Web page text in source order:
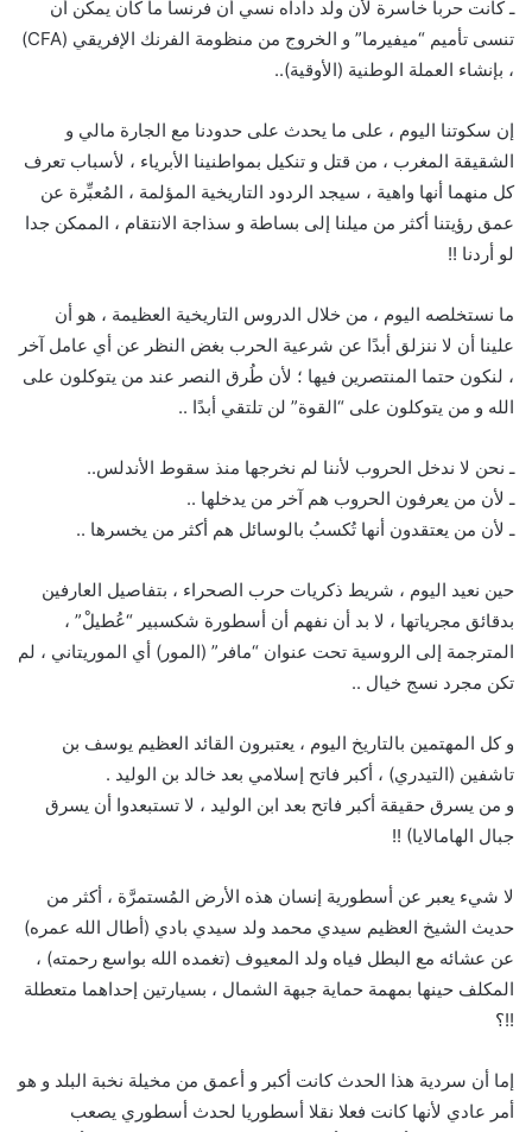
ـ كانت حربا خاسرة لأن ولد داداه نسي أن فرنسا ما كان يمكن أن
تنسى تأميم “ميفيرما” و الخروج من منظومة الفرنك الإفريقي (CFA)
، بإنشاء العملة الوطنية (الأوقية)..
إن سكوتنا اليوم ، على ما يحدث على حدودنا مع الجارة مالي و
الشقيقة المغرب ، من قتل و تنكيل بمواطنينا الأبرياء ، لأسباب تعرف
كل منهما أنها واهية ، سيجد الردود التاريخية المؤلمة ، المُعبِّرة عن
عمق رؤيتنا أكثر من ميلنا إلى بساطة و سذاجة الانتقام ، الممكن جدا
لو أردنا !!
ما نستخلصه اليوم ، من خلال الدروس التاريخية العظيمة ، هو أن
علينا أن لا ننزلق أبدًا عن شرعية الحرب بغض النظر عن أي عامل آخر
، لنكون حتما المنتصرين فيها ؛ لأن طُرق النصر عند من يتوكلون على
الله و من يتوكلون على “القوة” لن تلتقي أبدًا ..
ـ نحن لا ندخل الحروب لأننا لم نخرجها منذ سقوط الأندلس..
ـ لأن من يعرفون الحروب هم آخر من يدخلها ..
ـ لأن من يعتقدون أنها تُكسبُ بالوسائل هم أكثر من يخسرها ..
حين نعيد اليوم ، شريط ذكريات حرب الصحراء ، بتفاصيل العارفين
بدقائق مجرياتها ، لا بد أن نفهم أن أسطورة شكسبير “عُطيلْ” ،
المترجمة إلى الروسية تحت عنوان “مافر” (المور) أي الموريتاني ، لم
تكن مجرد نسج خيال ..
و كل المهتمين بالتاريخ اليوم ، يعتبرون القائد العظيم يوسف بن
تاشفين (التيدري) ، أكبر فاتح إسلامي بعد خالد بن الوليد .
و من يسرق حقيقة أكبر فاتح بعد ابن الوليد ، لا تستبعدوا أن يسرق
جبال الهامالايا) !!
لا شيء يعبر عن أسطورية إنسان هذه الأرض المُستمرَّة ، أكثر من
حديث الشيخ العظيم سيدي محمد ولد سيدي بادي (أطال الله عمره)
عن عشائه مع البطل فياه ولد المعيوف (تغمده الله بواسع رحمته) ،
المكلف حينها بمهمة حماية جبهة الشمال ، بسيارتين إحداهما متعطلة
!!؟
إما أن سردية هذا الحدث كانت أكبر و أعمق من مخيلة نخبة البلد و هو
أمر عادي لأنها كانت فعلا نقلا أسطوريا لحدث أسطوري يصعب